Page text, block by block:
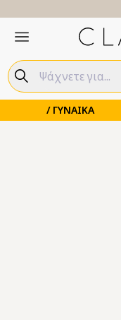
ΓΥΝΑΙΚΑ